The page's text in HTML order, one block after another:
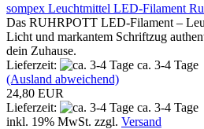
sompex Leuchtmittel LED-Filament
Das RUHRPOTT LED-Filament –
Licht und markantem Schriftzug
dein Zuhause.
Lieferzeit:
ca. 3-4 Tage
(Ausland abweichend)
24,80 EUR
Lieferzeit:
ca. 3-4 Tage
inkl. 19% MwSt. zzgl. Versand